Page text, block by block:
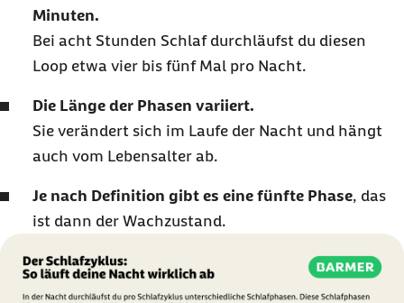
Minuten.
Bei acht Stunden Schlaf durchläufst du diesen
Loop etwa vier bis fünf Mal pro Nacht.
Die Länge der Phasen variiert.
Sie verändert sich im Laufe der Nacht und hängt
auch vom Lebensalter ab.
Je nach Definition gibt es eine fünfte Phase, das
ist dann der Wachzustand.